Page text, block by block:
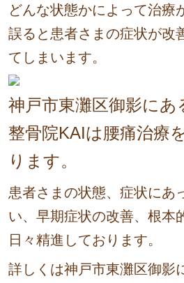
どんな状態かによって治療
誤ると患者さまの症状が改
てしまいます。
神戸市東灘区御影にあ
整骨院KAIは腰痛治療
ります。
患者さまの状態、症状にあ
い、早期症状の改善、根本
日々精進しております。
詳しくは神戸市東灘区御影